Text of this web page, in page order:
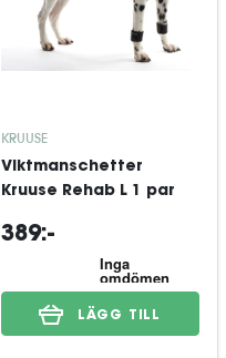
KRUUSE
Viktmanschetter
Kruuse Rehab L 1 par
389:-
LÄGG TILL